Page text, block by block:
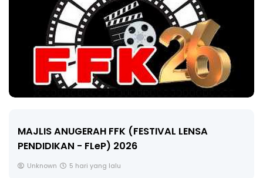
🔴 [LIVE] MATEMATIK SR, WANG
CIKGU ANITA #ALLINONE #141 #...